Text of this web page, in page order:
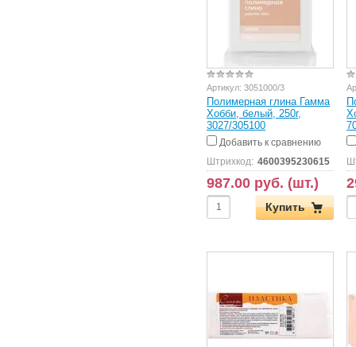
Артикул: 3051000/3
Полимерная глина Гамма
Хобби, белый, 250г,
3027/305100
Добавить к сравнению
Штрихкод: 4600395230615
987.00 руб. (шт.)
Купить